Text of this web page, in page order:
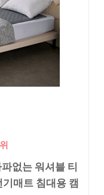
없는 워셔블 티
매트 침대용 캠